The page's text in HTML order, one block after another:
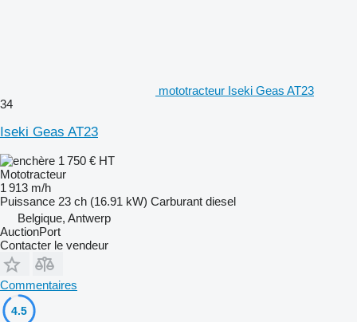
mototracteur Iseki Geas AT23
34
Iseki Geas AT23
1 750 € HT
Mototracteur
1 913 m/h
Puissance 23 ch (16.91 kW) Carburant diesel
Belgique, Antwerp
AuctionPort
Contacter le vendeur
Commentaires
4.5